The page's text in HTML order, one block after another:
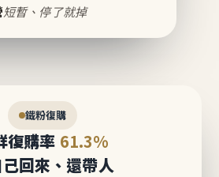
短暫、停了就掉
鐵粉復購
復購率 61.3%
回來、還帶人